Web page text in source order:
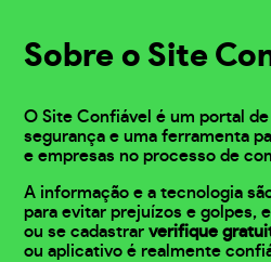
Sobre o Site
O Site Confiável é um portal
segurança e uma ferramenta
e empresas no processo de
A informação e a tecnologia
para evitar prejuízos e golpes,
ou se cadastrarverifique
ou aplicativo é realmente